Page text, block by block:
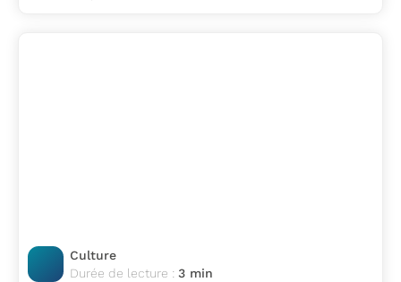
Culture
Durée de lecture : 3 min